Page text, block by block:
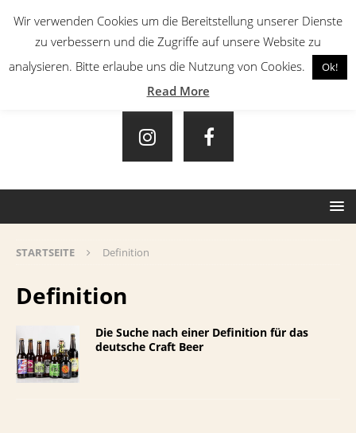
STARTSEITE Definition
Definition
Die Suche nach einer Definition für das
deutsche Craft Beer
Wir verwenden Cookies um die Bereitstellung unserer Dienste
zu verbessern und die Zugriffe auf unsere Website zu
analysieren. Bitte erlaube uns die Nutzung von Cookies.
Ok!
Read More